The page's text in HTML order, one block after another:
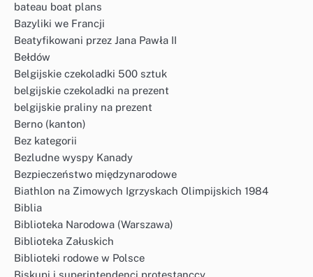
bateau boat plans
Bazyliki we Francji
Beatyfikowani przez Jana Pawła II
Bełdów
Belgijskie czekoladki 500 sztuk
belgijskie czekoladki na prezent
belgijskie praliny na prezent
Berno (kanton)
Bez kategorii
Bezludne wyspy Kanady
Bezpieczeństwo międzynarodowe
Biathlon na Zimowych Igrzyskach Olimpijskich 1984
Biblia
Biblioteka Narodowa (Warszawa)
Biblioteka Załuskich
Biblioteki rodowe w Polsce
Biskupi i superintendenci protestanccy